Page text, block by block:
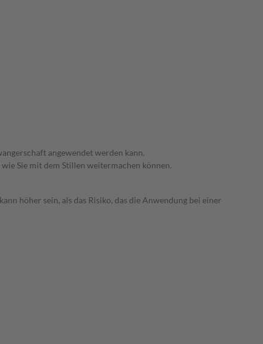
angewendet werden kann.
Sie mit dem Stillen weitermachen können.
höher sein, als das Risiko, das die Anwendung bei einer